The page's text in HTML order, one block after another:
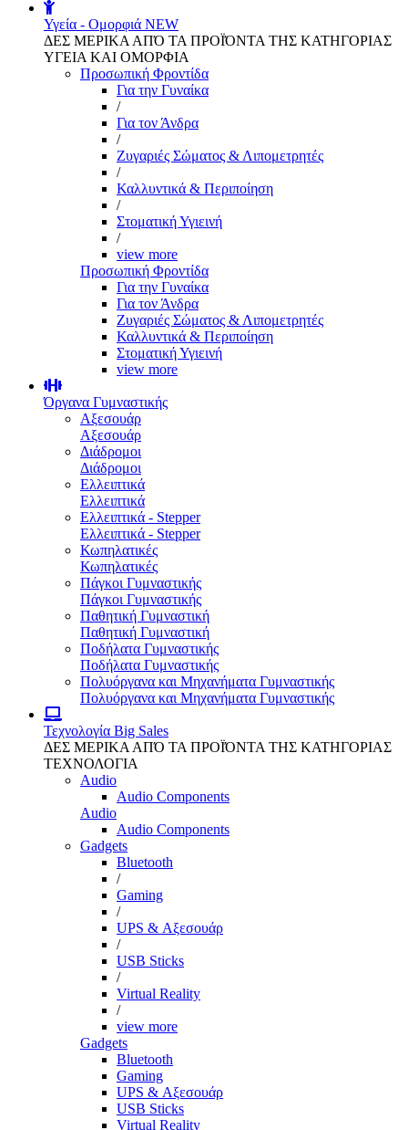
Υγεία - Ομορφιά NEW
ΔΕΣ ΜΕΡΙΚΑ ΑΠΌ ΤΑ ΠΡΟΪΌΝΤΑ ΤΗΣ ΚΑΤΗΓΟΡΙΑΣ
ΥΓΕΙΑ ΚΑΙ ΟΜΟΡΦΙΑ
Προσωπική Φροντίδα
Για την Γυναίκα
/
Για τον Άνδρα
/
Ζυγαριές Σώματος & Λιπομετρητές
/
Καλλυντικά & Περιποίηση
/
Στοματική Υγιεινή
/
view more
Προσωπική Φροντίδα
Για την Γυναίκα
Για τον Άνδρα
Ζυγαριές Σώματος & Λιπομετρητές
Καλλυντικά & Περιποίηση
Στοματική Υγιεινή
view more
Όργανα Γυμναστικής
Αξεσουάρ
Αξεσουάρ
Διάδρομοι
Διάδρομοι
Ελλειπτικά
Ελλειπτικά
Ελλειπτικά - Stepper
Ελλειπτικά - Stepper
Κωπηλατικές
Κωπηλατικές
Πάγκοι Γυμναστικής
Πάγκοι Γυμναστικής
Παθητική Γυμναστική
Παθητική Γυμναστική
Ποδήλατα Γυμναστικής
Ποδήλατα Γυμναστικής
Πολυόργανα και Μηχανήματα Γυμναστικής
Πολυόργανα και Μηχανήματα Γυμναστικής
Τεχνολογία Big Sales
ΔΕΣ ΜΕΡΙΚΑ ΑΠΌ ΤΑ ΠΡΟΪΌΝΤΑ ΤΗΣ ΚΑΤΗΓΟΡΙΑΣ
ΤΕΧΝΟΛΟΓΙΑ
Audio
Audio Components
Audio
Audio Components
Gadgets
Bluetooth
/
Gaming
/
UPS & Αξεσουάρ
/
USB Sticks
/
Virtual Reality
/
view more
Gadgets
Bluetooth
Gaming
UPS & Αξεσουάρ
USB Sticks
Virtual Reality